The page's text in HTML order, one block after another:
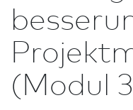
(Modul